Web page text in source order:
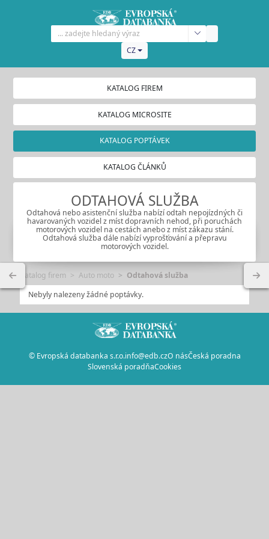
CZ
KATALOG FIREM
KATALOG MICROSITE
KATALOG POPTÁVEK
KATALOG ČLÁNKŮ
ODTAHOVÁ SLUŽBA
Odtahová nebo asistenční služba nabízí odtah nepojízdných či
havarovaných vozidel z míst dopravních nehod, při poruchách
motorových vozidel na cestách anebo z míst zákazu stání.
Odtahová služba dále nabízí vyprošťování a přepravu
motorových vozidel.
Katalog firem Auto moto
Odtahová služba
Nebyly nalezeny žádné poptávky.
© Evropská databanka s.r.o.info@edb.czO násČeská poradna
Slovenská poradňaCookies